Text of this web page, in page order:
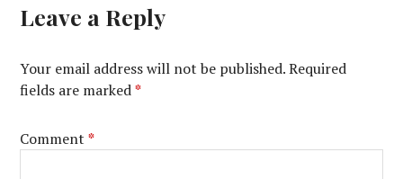
Leave a Reply
Your email address will not be published. Required
fields are marked*
Comment*